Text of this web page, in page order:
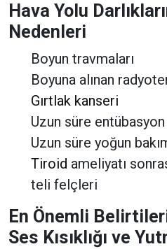
Hava Yolu
Nedenleri
Boyun travmaları
Boyuna alınan
Gırtlak kanseri
Uzun süre
Uzun süre yoğun
Tiroid ameliyatı
teli felçleri
En Önemli
Ses Kısıklığı ve